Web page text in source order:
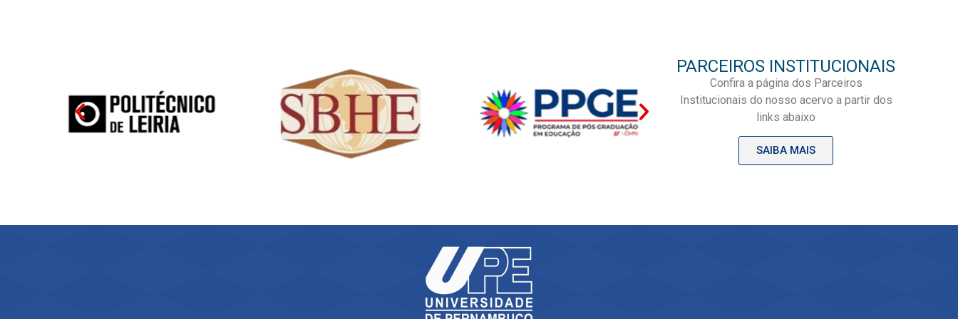
PARCEIROS INSTITUCIONAIS
Confira a página dos Parceiros
Institucionais do nosso acervo a partir dos
links abaixo
SAIBA MAIS